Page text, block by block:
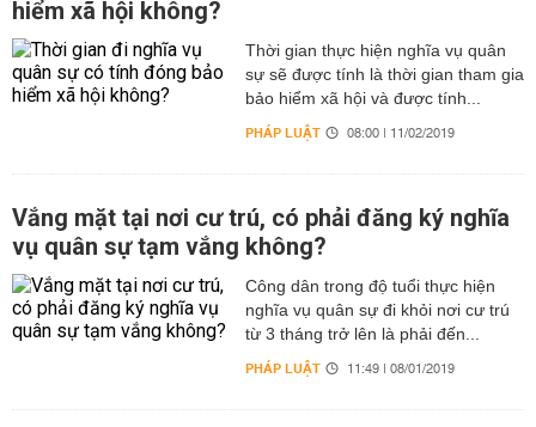
hiểm xã hội không?
Thời gian thực hiện nghĩa vụ quân
sự sẽ được tính là thời gian tham gia
bảo hiểm xã hội và được tính...
PHÁP LUẬT 08:00 | 11/02/2019
Vắng mặt tại nơi cư trú, có phải đăng ký nghĩa
vụ quân sự tạm vắng không?
Công dân trong độ tuổi thực hiện
nghĩa vụ quân sự đi khỏi nơi cư trú
từ 3 tháng trở lên là phải đến...
PHÁP LUẬT 11:49 | 08/01/2019